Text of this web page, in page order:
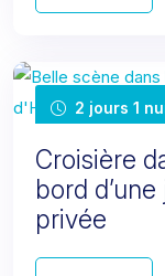
2 jours 1
Croisière
bord
privée